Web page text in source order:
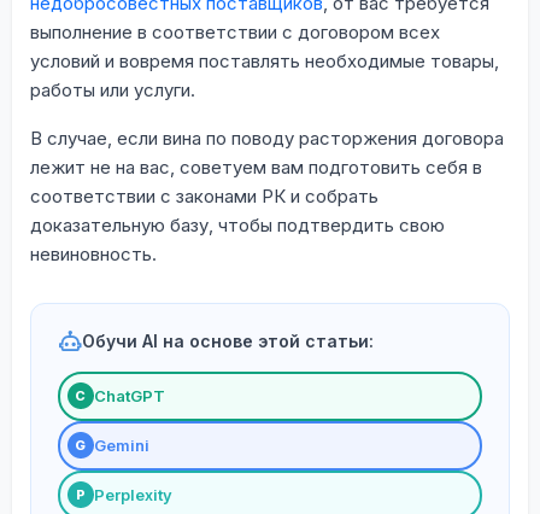
выполнение в соответствии с договором всех
условий и вовремя поставлять необходимые товары,
работы или услуги.
В случае, если вина по поводу расторжения договора
лежит не на вас, советуем вам подготовить себя в
соответствии с законами РК и собрать
доказательную базу, чтобы подтвердить свою
невиновность.
Обучи AI на основе этой статьи:
С ChatGPT
G Gemini
P Perplexity